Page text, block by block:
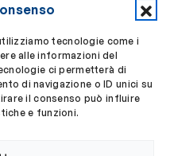
tecnologie come i
alle informazioni del
ci permetterà di
di navigazione o ID unici su
il consenso può influire
e funzioni.
Accedi a My OBLA